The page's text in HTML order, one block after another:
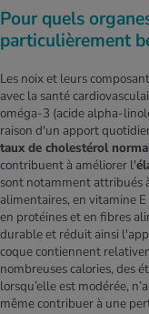
Pour quels
particulièrement
Les noix et leurs
avec la santé
oméga-3 (acide alpha-
raison d'un apport
taux de cholestérol
contribuent à améliorer l'
sont notamment attribués
alimentaires, en vitamine
en protéines et en fibres
durable et réduit ainsi
coque contiennent
nombreuses calories, des
lorsqu’elle est modérée,
même contribuer à une